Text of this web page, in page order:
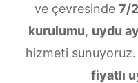
ve çevresinde 7/
kurulumu, uydu
hizmeti sunuyoruz.
fiyatlı